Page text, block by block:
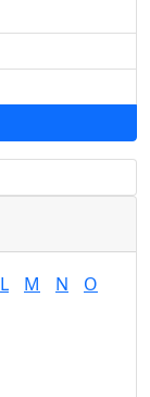
L M N
O